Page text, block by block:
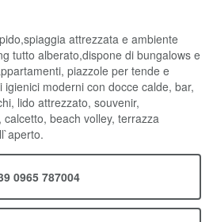
attrezzata e ambiente
tutto alberato,dispone di bungalows e
piazzole per tende e
moderni con docce calde, bar,
lido attrezzato, souvenir,
beach volley, terrazza
0965 787004